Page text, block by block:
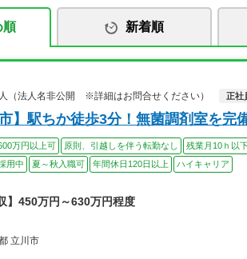
順 新着順
（法人名非公開 ※詳細はお問合せください）
正社
】駅ちか徒歩3分！無菌調剤室を完
万円以上可 原則、引越しを伴う転勤なし 残業月10ｈ以
用中
夏～秋入職可 年間休日120日以上 ハイキャリア
】450万円～630万円程度
立川市